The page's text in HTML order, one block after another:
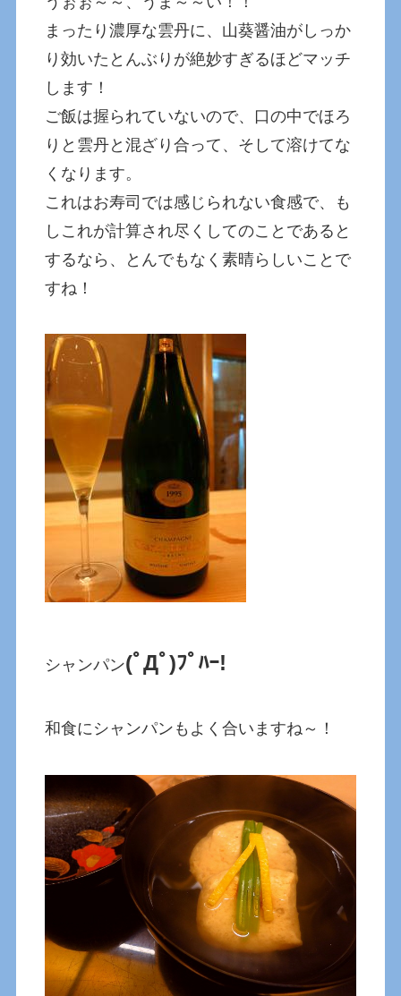
まったり濃厚な雲丹に、山葵醤油がしっか
り効いたとんぶりが絶妙すぎるほどマッチ
します！
ご飯は握られていないので、口の中でほろ
りと雲丹と混ざり合って、そして溶けてな
くなります。
これはお寿司では感じられない食感で、も
しこれが計算され尽くしてのことであると
するなら、とんでもなく素晴らしいことで
すね！
シャンパン(ﾟДﾟ)ﾌﾟﾊｰ!
和食にシャンパンもよく合いますね～！